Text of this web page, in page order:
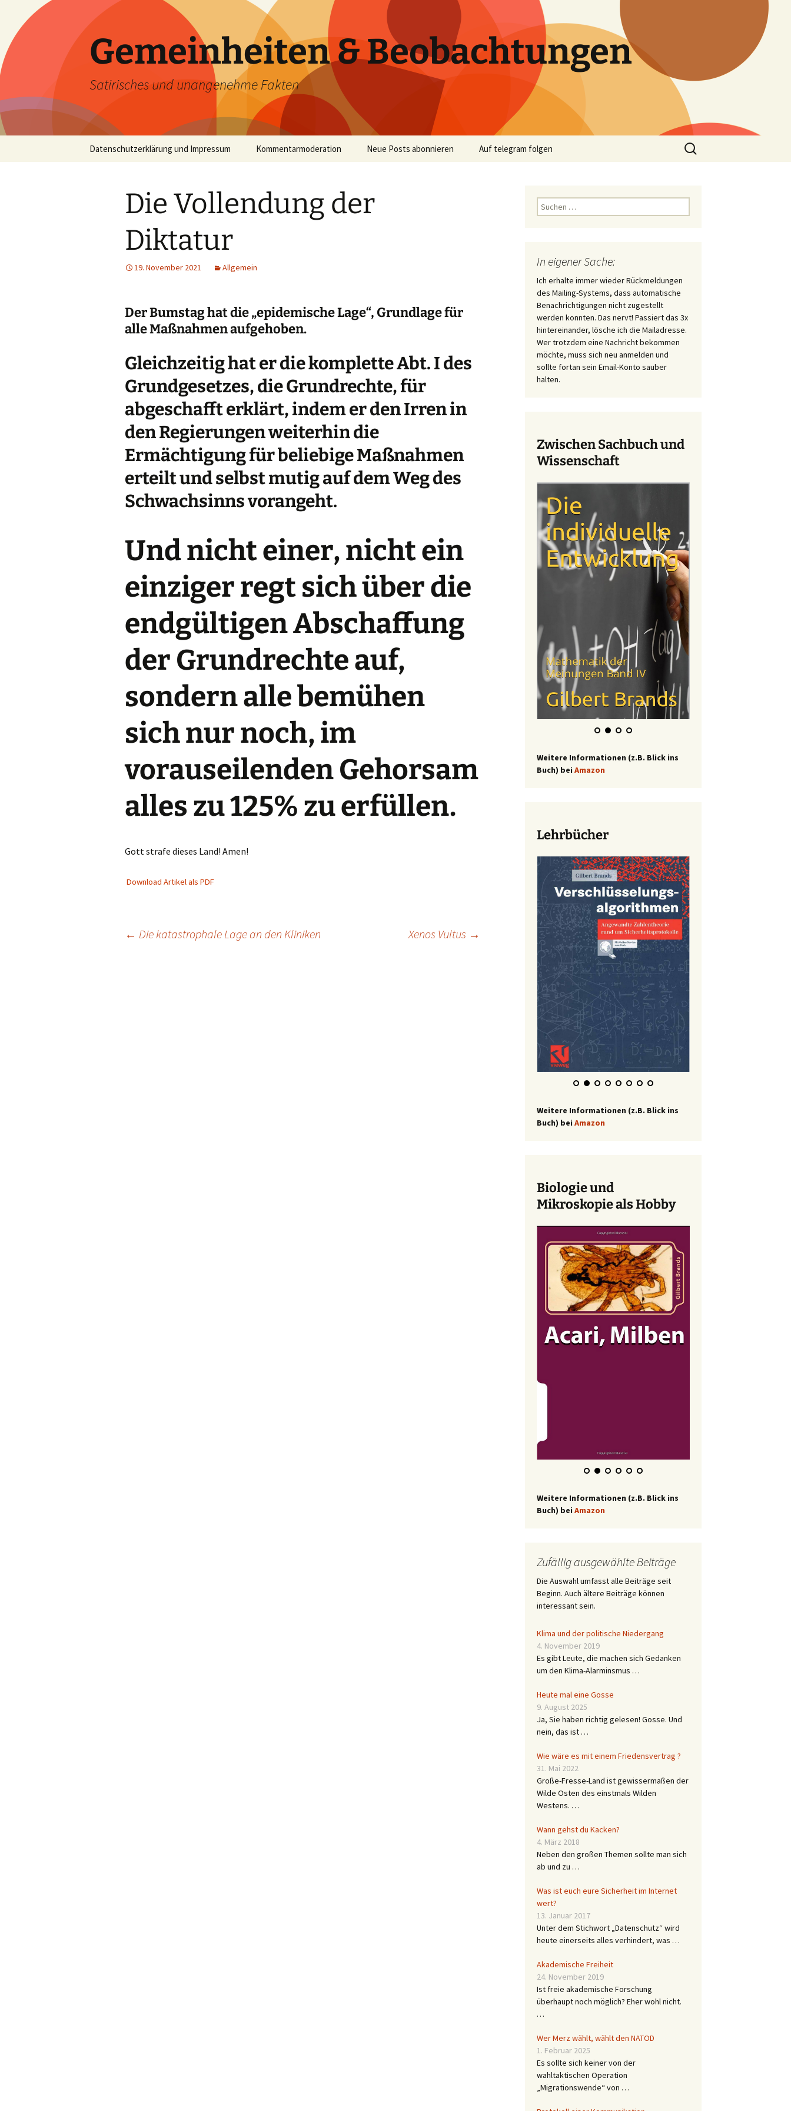
Inhalt
springen
Gemeinheiten & Beobachtungen
Satirisches und unangenehme Fakten
Datenschutzerklärung und Impressum Kommentarmoderation Neue Posts abonnieren Auf telegram folgen
Suchen
nach:
Die Vollendung der
Diktatur
19. November 2021 Allgemein
Der Bumstag hat die „epidemische Lage“, Grundlage für
alle Maßnahmen aufgehoben.
Gleichzeitig hat er die komplette Abt. I des
Grundgesetzes, die Grundrechte, für
abgeschafft erklärt, indem er den Irren in
den Regierungen weiterhin die
Ermächtigung für beliebige Maßnahmen
erteilt und selbst mutig auf dem Weg des
Schwachsinns vorangeht.
Und nicht einer, nicht ein
einziger regt sich über die
endgültigen Abschaffung
der Grundrechte auf,
sondern alle bemühen
sich nur noch, im
vorauseilenden Gehorsam
alles zu 125% zu erfüllen.
Gott strafe dieses Land! Amen!
Download Artikel als PDF
Beitragsnavigation
← Die katastrophale Lage an den Kliniken Xenos Vultus →
Suchen
nach:
In eigener Sache:
Ich erhalte immer wieder Rückmeldungen
des Mailing-Systems, dass automatische
Benachrichtigungen nicht zugestellt
werden konnten. Das nervt! Passiert das 3x
hintereinander, lösche ich die Mailadresse.
Wer trotzdem eine Nachricht bekommen
möchte, muss sich neu anmelden und
sollte fortan sein Email-Konto sauber
halten.
Zwischen Sachbuch und
Wissenschaft
Weitere Informationen (z.B. Blick ins
Buch) bei Amazon
Lehrbücher
Weitere Informationen (z.B. Blick ins
Buch) bei Amazon
Biologie und
Mikroskopie als Hobby
Weitere Informationen (z.B. Blick ins
Buch) bei Amazon
Zufällig ausgewählte Beiträge
Die Auswahl umfasst alle Beiträge seit
Beginn. Auch ältere Beiträge können
interessant sein.
Klima und der politische Niedergang
4. November 2019
Es gibt Leute, die machen sich Gedanken
um den Klima-Alarminsmus …
Heute mal eine Gosse
9. August 2025
Ja, Sie haben richtig gelesen! Gosse. Und
nein, das ist …
Wie wäre es mit einem Friedensvertrag ?
31. Mai 2022
Große-Fresse-Land ist gewissermaßen der
Wilde Osten des einstmals Wilden
Westens. …
Wann gehst du Kacken?
4. März 2018
Neben den großen Themen sollte man sich
ab und zu …
Was ist euch eure Sicherheit im Internet
wert?
13. Januar 2017
Unter dem Stichwort „Datenschutz“ wird
heute einerseits alles verhindert, was …
Akademische Freiheit
24. November 2019
Ist freie akademische Forschung
überhaupt noch möglich? Eher wohl nicht.
…
Wer Merz wählt, wählt den NATOD
1. Februar 2025
Es sollte sich keiner von der
wahltaktischen Operation
„Migrationswende“ von …